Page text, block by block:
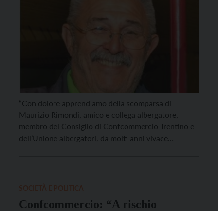
“Con dolore apprendiamo della scomparsa di
Maurizio Rimondi, amico e collega albergatore,
membro del Consiglio di Confcommercio Trentino e
dell’Unione albergatori, da molti anni vivace
Confcommercio: “A rischio